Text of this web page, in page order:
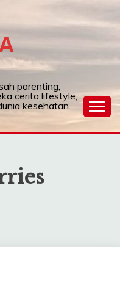
parenting,
cerita lifestyle,
kesehatan